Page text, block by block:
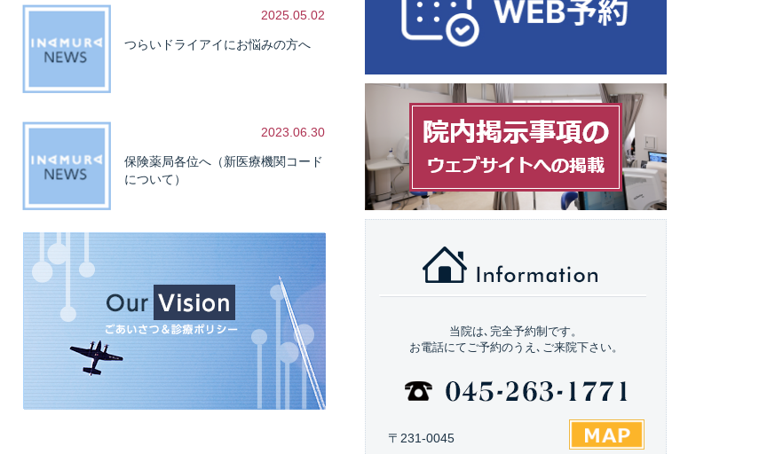
2025.05.02
つらいドライアイにお悩みの方へ
2023.06.30
保険薬局各位へ（新医療機関コード
について）
当院は､完全予約制です。
お電話にてご予約のうえ､ご来院下さい。
〒231-0045